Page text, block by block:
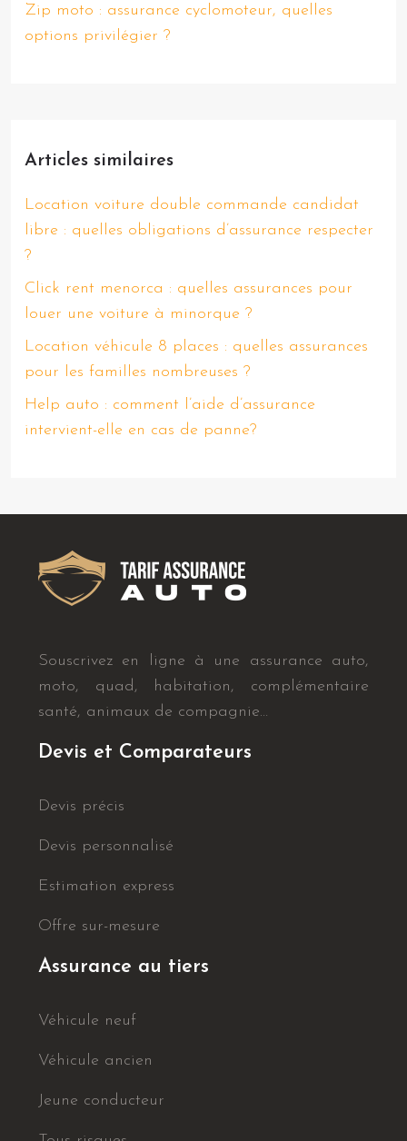
Zip moto : assurance cyclomoteur, quelles
options privilégier ?
Articles similaires
Location voiture double commande candidat
libre : quelles obligations d’assurance respecter
?
Click rent menorca : quelles assurances pour
louer une voiture à minorque ?
Location véhicule 8 places : quelles assurances
pour les familles nombreuses ?
Help auto : comment l’aide d’assurance
intervient-elle en cas de panne?
Souscrivez en ligne à une assurance auto,
moto, quad, habitation, complémentaire
santé, animaux de compagnie…
Devis et Comparateurs
Devis précis
Devis personnalisé
Estimation express
Offre sur-mesure
Assurance au tiers
Véhicule neuf
Véhicule ancien
Jeune conducteur